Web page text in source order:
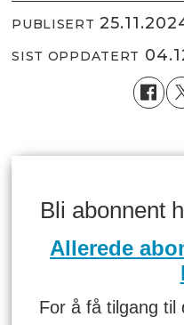
PUBLISERT
SIST OPPDATERT
Bli abonnent
Allerede
For å få tilgang til